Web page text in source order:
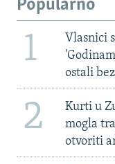
Popularno
1
Vlasnici
ostali
2
Kurti u
mogla
otvoriti